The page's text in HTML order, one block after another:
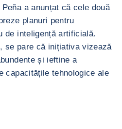
a anunțat că cele două
planuri pentru
de inteligență artificială.
se pare că inițiativa vizează
și ieftine a
capacitățile tehnologice ale